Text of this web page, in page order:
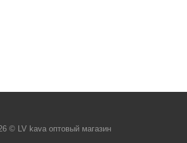
© LV kava оптовый магазин